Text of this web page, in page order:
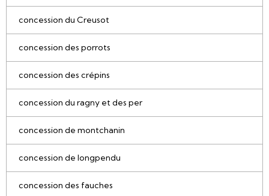
concession du Creusot
concession des porrots
concession des crépins
concession du ragny et des per
concession de montchanin
concession de longpendu
concession des fauches